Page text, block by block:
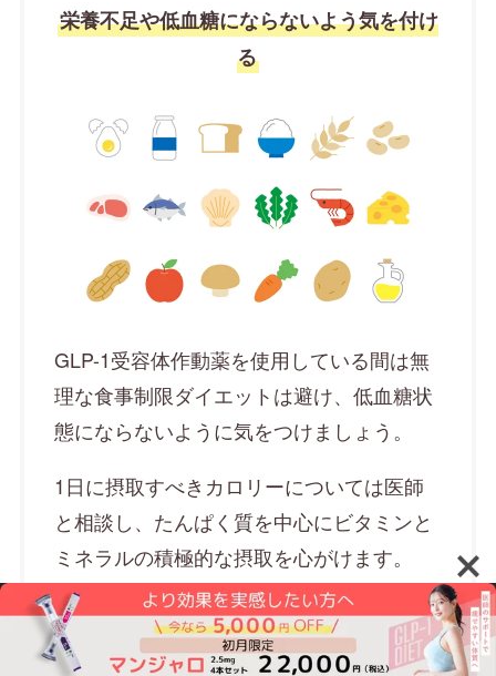
栄養不足や低血糖にならないよう気を付け
る
GLP-1受容体作動薬を使用している間は無
理な食事制限ダイエットは避け、低血糖状
態にならないように気をつけましょう。
1日に摂取すべきカロリーについては医師
と相談し、たんぱく質を中心にビタミンと
ミネラルの積極的な摂取を心がけます。
「ダイエットに大敵」といったイメージを
持ちがちな脂質と糖質も、ある程度は摂取